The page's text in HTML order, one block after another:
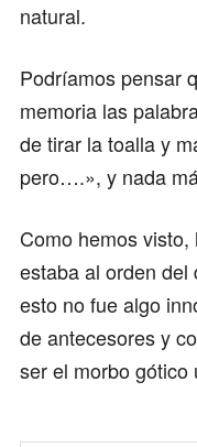
natural.
Podríamos pensar
memoria las
de tirar la toalla y
pero….», y nada
Como hemos
estaba al orden del
esto no fue algo
de antecesores y
ser el morbo